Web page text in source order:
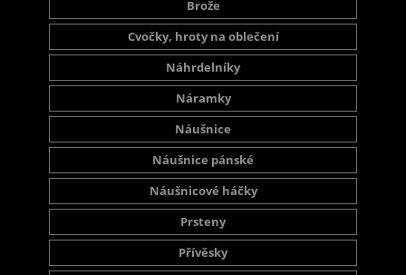
Brože
Cvočky, hroty na oblečení
Náhrdelníky
Náramky
Náušnice
Náušnice pánské
Náušnicové háčky
Prsteny
Přívěsky